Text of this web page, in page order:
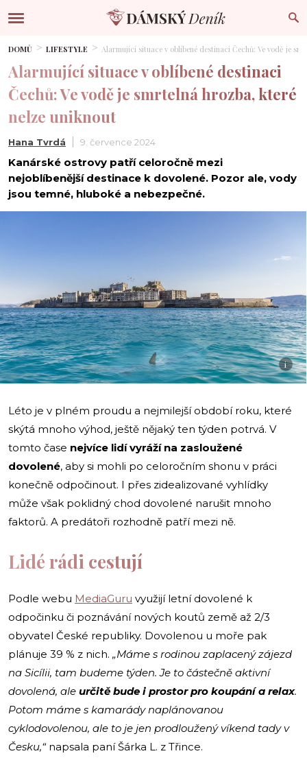
DOMŮ LIFESTYLE Alarmující situace v oblíbené destinaci Čechů: Ve vodě je
Alarmující situace v oblíbené destinaci
Čechů: Ve vodě je smrtelná hrozba, které
nelze uniknout
Hana Tvrdá 9. července 2024
Kanárské ostrovy patří celoročně mezi
nejoblíbenější destinace k dovolené. Pozor ale, vody
jsou temné, hluboké a nebezpečné.
i
Léto je v plném proudu a nejmilejší období roku, které
skýtá mnoho výhod, ještě nějaký ten týden potrvá. V
tomto čase nejvíce lidí vyráží na zasloužené
dovolené, aby si mohli po celoročním shonu v práci
konečně odpočinout. I přes zidealizované vyhlídky
může však poklidný chod dovolené narušit mnoho
faktorů. A predátoři rozhodně patří mezi ně.
Lidé rádi cestují
Podle webu MediaGuru využijí letní dovolené k
odpočinku či poznávání nových koutů země až 2/3
obyvatel České republiky. Dovolenou u moře pak
plánuje 39 % z nich. „Máme s rodinou zaplacený zájezd
na Sicílii, tam budeme týden. Je to částečně aktivní
dovolená, ale určitě bude i prostor pro koupání a relax.
Potom máme s kamarády naplánovanou
cyklodovolenou, ale to je jen prodloužený víkend tady v
Česku,“ napsala paní Šárka L. z Třince.